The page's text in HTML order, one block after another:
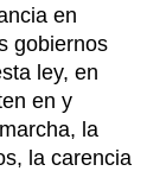
en
gobiernos
ley, en
en y
la
la carencia